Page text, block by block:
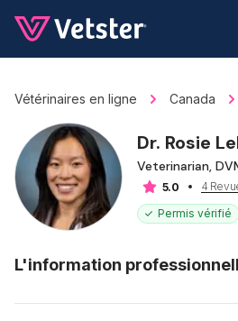
Vétérinaires en ligne Canada
Dr. Rosie
Veterinarian,
5.0
4
Permis vérifié
L'information